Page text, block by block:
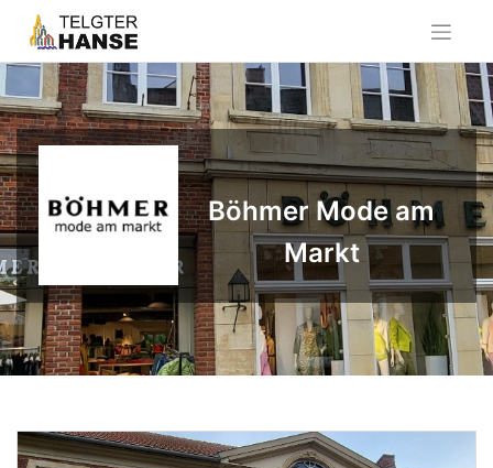
content
Böhmer Mode am
Markt